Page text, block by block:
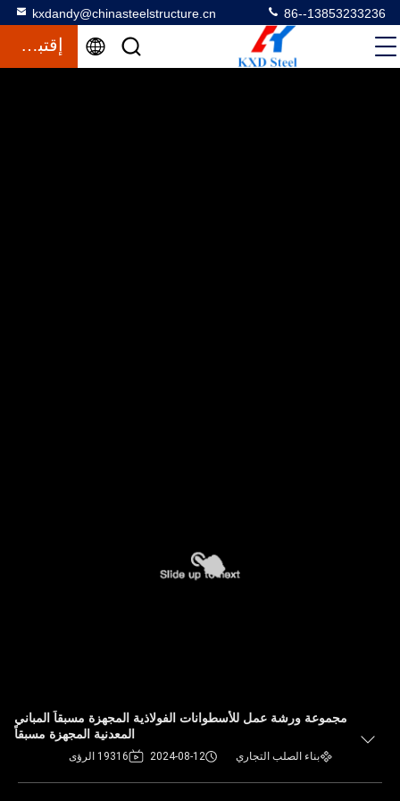
kxdandy@chinasteelstructure.cn 86--13853233236
إقتباس
مجموعة ورشة عمل للأسطوانات الفولاذية المجهزة مسبقاً المباني
المعدنية المجهزة مسبقاً
بناء الصلب التجاري 2024-08-12 19316 الرؤى